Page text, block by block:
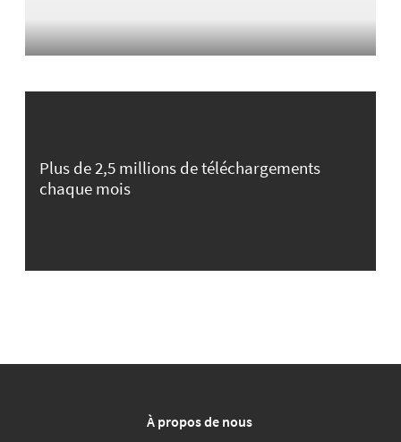
Plus de 2,5 millions de téléchargements
chaque mois
À propos de nous